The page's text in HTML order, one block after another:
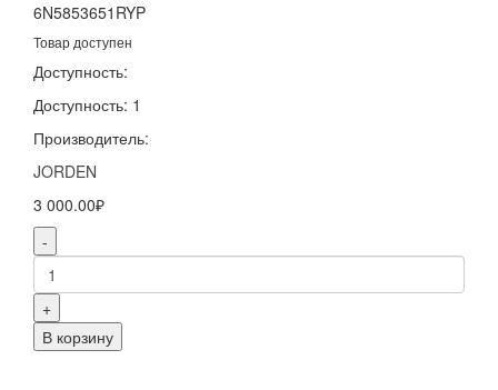
6N5853651RYP
Товар доступен
Доступность:
Доступность: 1
Производитель:
JORDEN
3 000.00₽
-
+
В корзину